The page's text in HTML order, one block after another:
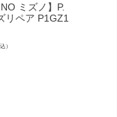
ミズノ】P.
リペア P1GZ1
）